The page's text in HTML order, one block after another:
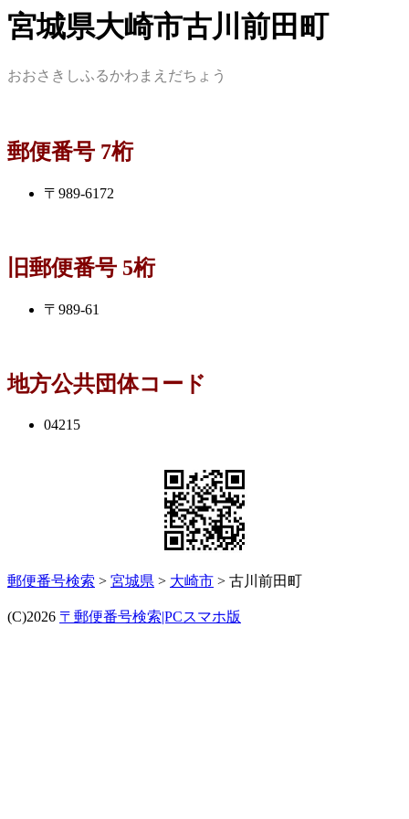
宮城県大崎市古川前田町
おおさきしふるかわまえだちょう
郵便番号 7桁
〒989-6172
旧郵便番号 5桁
〒989-61
地方公共団体コード
04215
郵便番号検索 > 宮城県 > 大崎市 > 古川前田町
(C)2026 〒郵便番号検索|PCスマホ版